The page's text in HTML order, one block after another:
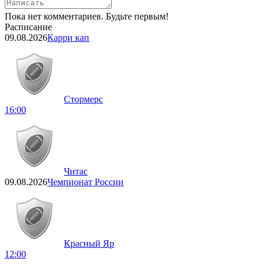
Пока нет комментариев. Будьте первым!
Расписание
09.08.2026Карри кап
Стормерс
16:00
Читас
09.08.2026Чемпионат России
Красный Яр
12:00